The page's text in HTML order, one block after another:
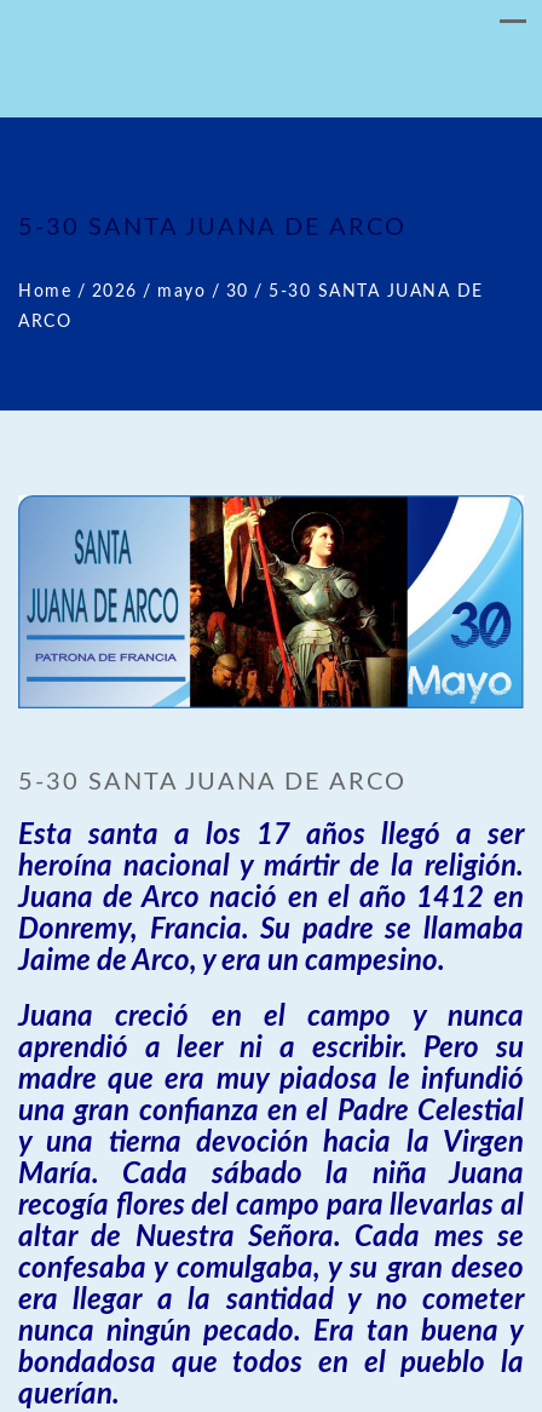
5-30 SANTA JUANA DE ARCO
Home / 2026 / mayo / 30 / 5-30 SANTA JUANA DE
ARCO
5-30 SANTA JUANA DE ARCO
Esta santa a los 17 años llegó a ser
heroína nacional y mártir de la religión.
Juana de Arco nació en el año 1412 en
Donremy, Francia. Su padre se llamaba
Jaime de Arco, y era un campesino.
Juana creció en el campo y nunca
aprendió a leer ni a escribir. Pero su
madre que era muy piadosa le infundió
una gran confianza en el Padre Celestial
y una tierna devoción hacia la Virgen
María. Cada sábado la niña Juana
recogía flores del campo para llevarlas al
altar de Nuestra Señora. Cada mes se
confesaba y comulgaba, y su gran deseo
era llegar a la santidad y no cometer
nunca ningún pecado. Era tan buena y
bondadosa que todos en el pueblo la
querían.